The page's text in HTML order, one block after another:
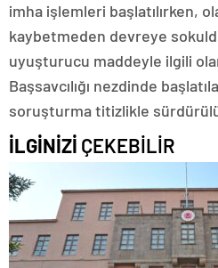
imha işlemleri başlatılırken,
kaybetmeden devreye
uyuşturucu maddeyle ilgili
Başsavcılığı nezdinde
soruşturma titizlikle
İLGİNİZİ ÇEKEBİLİR